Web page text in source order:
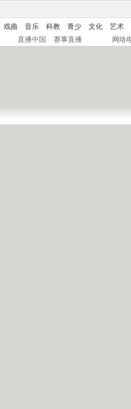
戏曲 音乐 科教 青少 文化
艺术
直播中国 赛事直播 网络